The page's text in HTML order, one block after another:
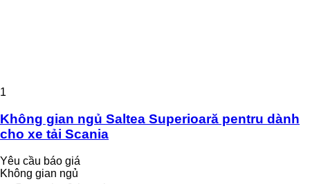
1
Không gian ngủ Saltea Superioară pentru dành
cho xe tải Scania
Yêu cầu báo giá
Không gian ngủ